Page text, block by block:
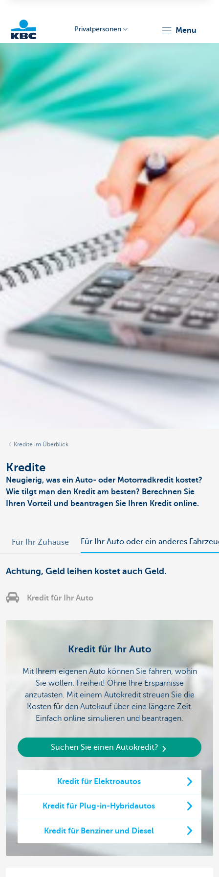
Privatpersonen menu
Kredite im Überblick
Kredite
Neugierig, was ein Auto- oder Motorradkredit kostet?
Wie tilgt man den Kredit am besten? Berechnen Sie
Ihren Vorteil und beantragen Sie Ihren Kredit online.
Für Ihr Zuhause Für Ihr Auto oder ein anderes
Achtung, Geld leihen kostet auch Geld.
Kredit für Ihr Auto
Kredit für Ihr Auto
Mit Ihrem eigenen Auto können Sie fahren, wohin
Sie wollen. Freiheit! Ohne Ihre Ersparnisse
anzutasten. Mit einem Autokredit streuen Sie die
Kosten für den Autokauf über eine längere Zeit.
Einfach online simulieren und beantragen.
Suchen Sie einen Autokredit?
Kredit für Elektroautos
Kredit für Plug-in-Hybridautos
Kredit für Benziner und Diesel